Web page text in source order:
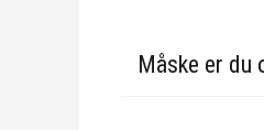
Måske er du